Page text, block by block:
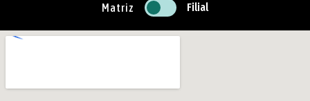
Matriz Filial